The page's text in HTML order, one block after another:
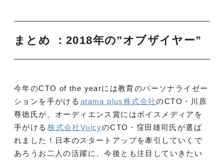
まとめ ：2018年の”オブザイヤー”
今年のCTO of the yearには教育のパーソナライゼー
ションを手がける atama plus株式会社のCTO・川原
尊徳氏が、オーディエンス賞にはボイスメディアを
手がける 株式会社VoicyのCTO・窪田雄司氏が選ば
れました！日本のスタートアップを牽引していくで
あろうお二人の活躍に、今後とも注目していきたい